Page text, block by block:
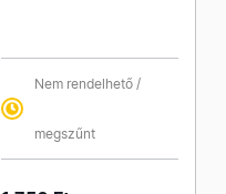
Nem rendelhető /
megszűnt